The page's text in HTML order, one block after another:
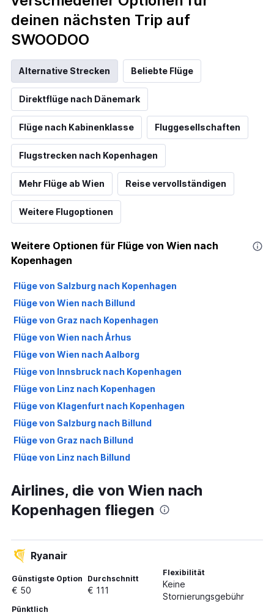
deinen nächsten Trip auf
SWOODOO
Alternative Strecken Beliebte Flüge
Direktflüge nach Dänemark
Flüge nach Kabinenklasse Fluggesellschaften
Flugstrecken nach Kopenhagen
Mehr Flüge ab Wien Reise vervollständigen
Weitere Flugoptionen
Weitere Optionen für Flüge von Wien nach
Kopenhagen
Flüge von Salzburg nach Kopenhagen
Flüge von Wien nach Billund
Flüge von Graz nach Kopenhagen
Flüge von Wien nach Århus
Flüge von Wien nach Aalborg
Flüge von Innsbruck nach Kopenhagen
Flüge von Linz nach Kopenhagen
Flüge von Klagenfurt nach Kopenhagen
Flüge von Salzburg nach Billund
Flüge von Graz nach Billund
Flüge von Linz nach Billund
Flüge von Salzburg nach Aalborg
Flüge von Salzburg nach Rønne
Flüge von Klagenfurt nach Århus
Flüge von Graz nach Århus
Airlines, die von Wien nach
Kopenhagen fliegen
Ryanair
Günstigste Option
€ 50
Durchschnitt
€ 111
Flexibilität
Keine
Stornierungsgebühr
Pünktlich